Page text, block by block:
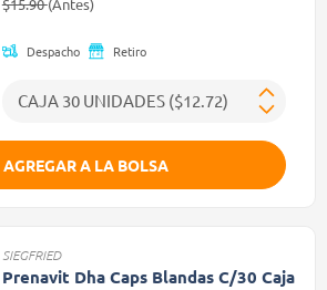
$15.90(Antes)
Despacho Retiro
AGREGAR A LA BOLSA
SIEGFRIED
Prenavit Dha Caps Blandas C/30 Caja